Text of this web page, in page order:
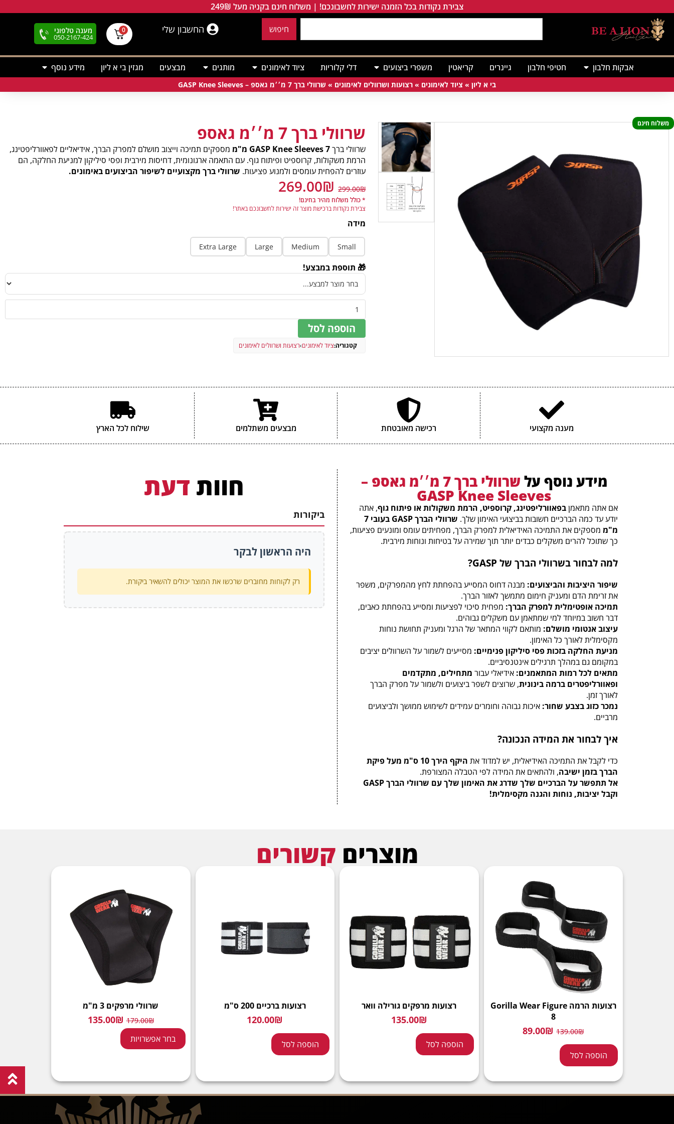
צבירת נקודות בכל הזמנה ישירות לחשבונכם! | משלוח חינם בקניה מעל 249₪
חיפוש החשבון שלי 0 מענה טלפוני
050-2167-424
אבקות חלבון חטיפי חלבון גיינרים קריאטין משפרי ביצועים דלי קלוריות ציוד לאימונים מותגים מבצעים מגזין בי א ליון מידע נוסף
בי א ליון » ציוד לאימונים » רצועות ושרוולים לאימונים » שרוולי ברך 7 מ׳׳מ גאספ – GASP Knee Sleeves
משלוח חינם שרוולי ברך 7 מ׳׳מ גאספ
שרוולי ברךGASP Knee Sleeves 7 מ"מ
מספקים תמיכה וייצוב מושלם למפרק הברך, אידיאליים לפאוורליפטינג,
הרמת משקולות, קרוספיט ופיתוח גוף. עם התאמה ארגונומית, דחיסות מירבית ופסי סיליקון למניעת החלקה, הם
עוזרים להפחית עומסים ולמנוע פציעות. שרוולי ברך מקצועיים לשיפור הביצועים באימונים.
299.00₪
269.00₪
* כולל משלוח מהיר בחינם!
צבירת נקודות ברכישת מוצר זה ישירות לחשבונכם באתר!
מידה
Small
Medium
Large
Extra Large
🎁 תוספת במבצע!
הוספה לסל
קטגוריה:ציוד לאימונים›רצועות ושרוולים לאימונים
מענה מקצועי רכישה מאובטחת מבצעים משתלמים שילוח לכל הארץ
מידע נוסף על שרוולי ברך 7 מ׳׳מ גאספ –
GASP Knee Sleeves
אם אתה מתאמן בפאוורליפטינג, קרוספיט, הרמת משקולות או פיתוח גוף, אתה
יודע עד כמה הברכיים חשובות בביצועי האימון שלך.
שרוולי הברך GASP בעובי 7
מ"מ מספקים את התמיכה האידיאלית למפרק הברך, מפחיתים עומס ומונעים פציעות,
כך שתוכל להרים משקלים כבדים יותר תוך שמירה על בטיחות ונוחות מירבית.
למה לבחור בשרוולי הברך של GASP?
שיפור היציבות והביצועים: מבנה דחוס המסייע בהפחתת לחץ מהמפרקים, משפר
את זרימת הדם ומעניק חימום מתמשך לאזור הברך.
תמיכה אופטימלית למפרק הברך: מפחית סיכוי לפציעות ומסייע בהפחתת כאבים,
דבר חשוב במיוחד למי שמתאמן עם משקלים גבוהים.
עיצוב אנטומי מושלם: מותאם לקווי המתאר של הרגל ומעניק תחושת נוחות
מקסימלית לאורך כל האימון.
מניעת החלקה בזכות פסי סיליקון פנימיים: מסייעים לשמור על השרוולים יציבים
במקומם גם במהלך תרגילים אינטנסיביים.
מתאים לכל רמות המתאמנים: אידיאלי עבור מתחילים, מתקדמים
ופאוורליפטרים ברמה בינונית, שרוצים לשפר ביצועים ולשמור על מפרק הברך
לאורך זמן.
נמכר כזוג בצבע שחור: איכות גבוהה וחומרים עמידים לשימוש ממושך ולביצועים
מרביים.
איך לבחור את המידה הנכונה?
כדי לקבל את התמיכה האידיאלית, יש למדוד את
היקף הירך 10 ס"מ מעל פיקת
הברך בזמן ישיבה, ולהתאים את המידה לפי הטבלה המצורפת.
אל תתפשר על הברכיים שלך שדרג את האימון שלך עם שרוולי הברך GASP
וקבל יציבות, נוחות והגנה מקסימלית!
חוות דעת
ביקורות
היה הראשון לבקר
רק לקוחות מחוברים שרכשו את המוצר יכולים להשאיר ביקורת.
מוצרים קשורים
רצועות הרמה Gorilla Wear Figure
8
139.00₪
89.00₪
הוספה לסל
רצועות מרפקים גורילה וואר
135.00₪
הוספה לסל
רצועות ברכיים 200 ס"מ
120.00₪
הוספה לסל
שרוולי מרפקים 3 מ"מ
179.00₪
135.00₪
בחר אפשרויות